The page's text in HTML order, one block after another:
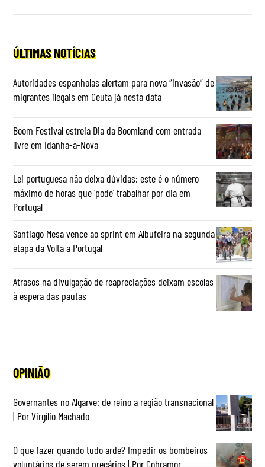
ÚLTIMAS NOTÍCIAS
Autoridades espanholas alertam para nova “invasão” de
migrantes ilegais em Ceuta já nesta data
Boom Festival estreia Dia da Boomland com entrada
livre em Idanha-a-Nova
Lei portuguesa não deixa dúvidas: este é o número
máximo de horas que ‘pode’ trabalhar por dia em
Portugal
Santiago Mesa vence ao sprint em Albufeira na segunda
etapa da Volta a Portugal
Atrasos na divulgação de reapreciações deixam escolas
à espera das pautas
OPINIÃO
Governantes no Algarve: de reino a região transnacional
| Por Virgílio Machado
O que fazer quando tudo arde? Impedir os bombeiros
voluntários de serem precários | Por Cobramor